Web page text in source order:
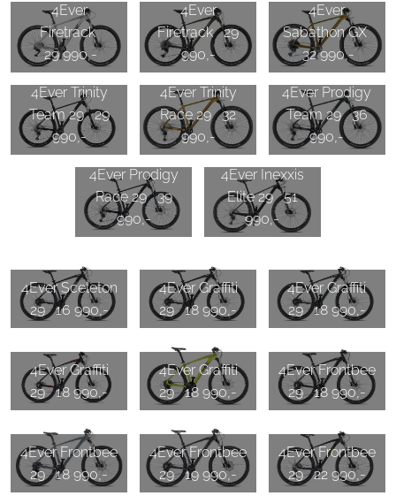
4Ever
Firetrack
29 990,-
4Ever
Firetrack 29
990,-
4Ever
Sabathon GX
32 990,-
4Ever Trinity
Team 29 29
990,-
4Ever Trinity
Race 29 32
990,-
4Ever Prodigy
Team 29 36
990,-
4Ever Prodigy
Race 29 39
990,-
4Ever Inexxis
Elite 29 51
990,-
4Ever Sceleton
29 16 990,-
4Ever Graffiti
29 18 990,-
4Ever Graffiti
29 18 990,-
4Ever Graffiti
29 18 990,-
4Ever Graffiti
29 18 990,-
4Ever Frontbee
29 18 990,-
4Ever Frontbee
29 18 990,-
4Ever Frontbee
29 19 990,-
4Ever Frontbee
29 22 990,-